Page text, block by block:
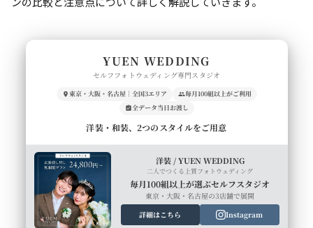
YUEN WEDDING
セルフフォトウェディング専門スタジオ
東京・大阪・名古屋｜全国3エリア
毎月100組以上がご利用
全データ当日お渡し
洋装・和装、2つのスタイルをご用意
洋装 / YUEN WEDDING
二人でつくる上質フォトウェディング
毎月100組以上が選ぶセルフスタジオ
東京・大阪・名古屋の3店舗で展開
詳細はこちら
Instagram